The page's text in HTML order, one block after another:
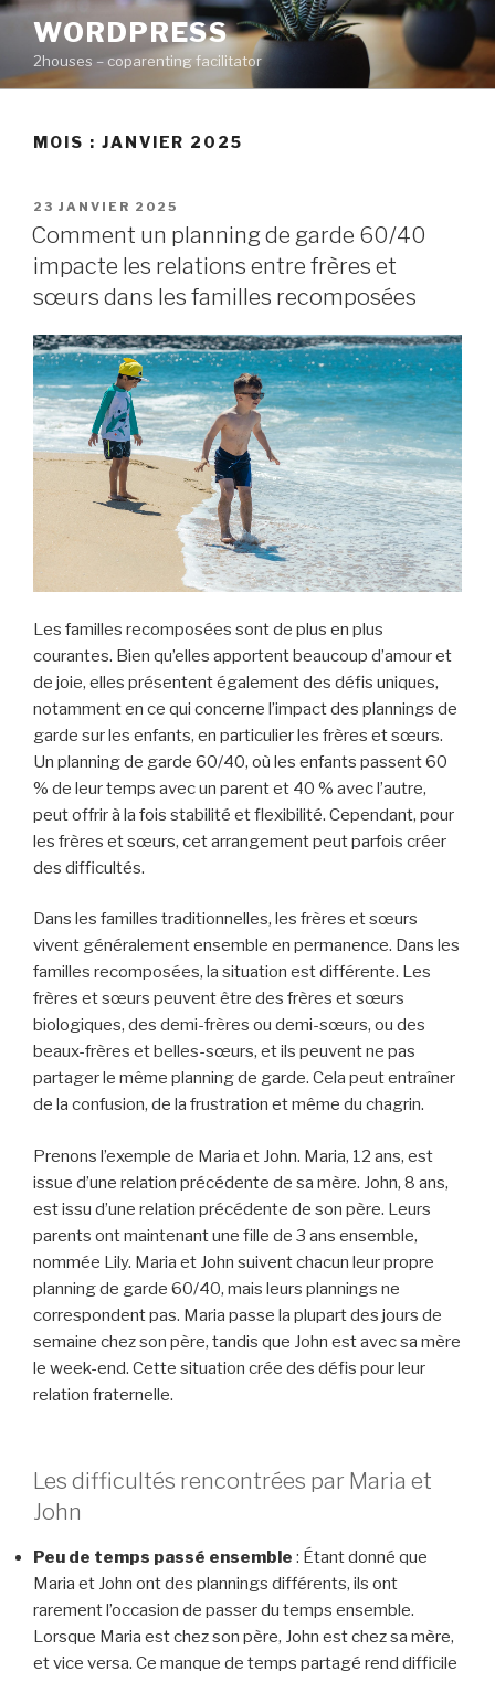
Aller
contenu
principal
WORDPRESS
2houses – coparenting facilitator
MOIS : JANVIER 2025
PUBLIÉ
LE
23 JANVIER 2025
Comment un planning de garde 60/40
impacte les relations entre frères et
sœurs dans les familles recomposées
Les familles recomposées sont de plus en plus
courantes. Bien qu’elles apportent beaucoup d’amour et
de joie, elles présentent également des défis uniques,
notamment en ce qui concerne l’impact des plannings de
garde sur les enfants, en particulier les frères et sœurs.
Un planning de garde 60/40, où les enfants passent 60
% de leur temps avec un parent et 40 % avec l’autre,
peut offrir à la fois stabilité et flexibilité. Cependant, pour
les frères et sœurs, cet arrangement peut parfois créer
des difficultés.
Dans les familles traditionnelles, les frères et sœurs
vivent généralement ensemble en permanence. Dans les
familles recomposées, la situation est différente. Les
frères et sœurs peuvent être des frères et sœurs
biologiques, des demi-frères ou demi-sœurs, ou des
beaux-frères et belles-sœurs, et ils peuvent ne pas
partager le même planning de garde. Cela peut entraîner
de la confusion, de la frustration et même du chagrin.
Prenons l’exemple de Maria et John. Maria, 12 ans, est
issue d’une relation précédente de sa mère. John, 8 ans,
est issu d’une relation précédente de son père. Leurs
parents ont maintenant une fille de 3 ans ensemble,
nommée Lily. Maria et John suivent chacun leur propre
planning de garde 60/40, mais leurs plannings ne
correspondent pas. Maria passe la plupart des jours de
semaine chez son père, tandis que John est avec sa mère
le week-end. Cette situation crée des défis pour leur
relation fraternelle.
Les difficultés rencontrées par Maria et
John
Peu de temps passé ensemble : Étant donné que
Maria et John ont des plannings différents, ils ont
rarement l’occasion de passer du temps ensemble.
Lorsque Maria est chez son père, John est chez sa mère,
et vice versa. Ce manque de temps partagé rend difficile